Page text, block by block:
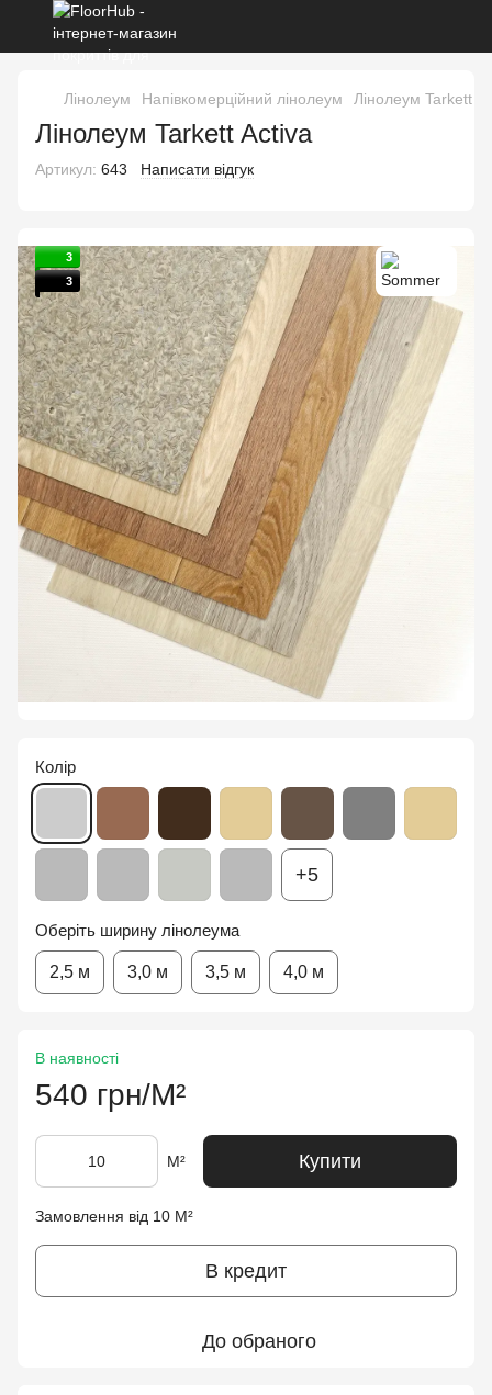
Лінолеум Напівкомерційний лінолеум Лінолеум Tarkett
Лінолеум Tarkett Activa
Артикул: 643 Написати відгук
3
3
Колір
+5
Оберіть ширину лінолеума
2,5 м 3,0 м 3,5 м 4,0 м
В наявності
540 грн/М²
М² Купити
Замовлення від 10 М²
В кредит
До обраного